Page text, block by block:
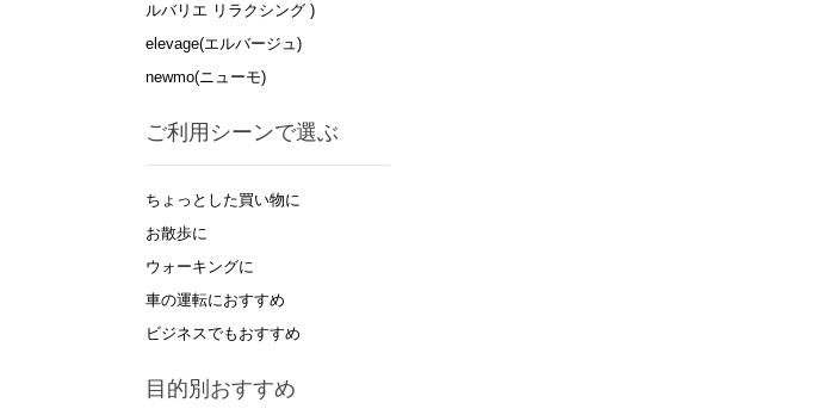
ルバリエ リラクシング )
elevage(エルバージュ)
newmo(ニューモ)
ご利用シーンで選ぶ
ちょっとした買い物に
お散歩に
ウォーキングに
車の運転におすすめ
ビジネスでもおすすめ
目的別おすすめ